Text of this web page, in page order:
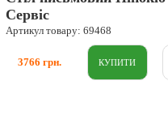
Сервіс
Артикул товару: 69468
3766 грн.